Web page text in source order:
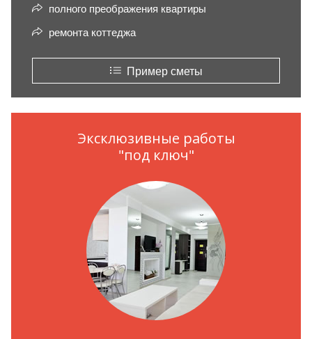
полного преображения квартиры
ремонта коттеджа
Пример сметы
Эксклюзивные работы
"под ключ"